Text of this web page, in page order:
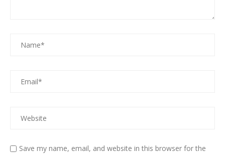
Save my name, email, and website in this browser for the